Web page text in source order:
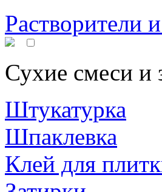
Растворители
Сухие смеси и
Штукатурка
Шпаклевка
Клей для